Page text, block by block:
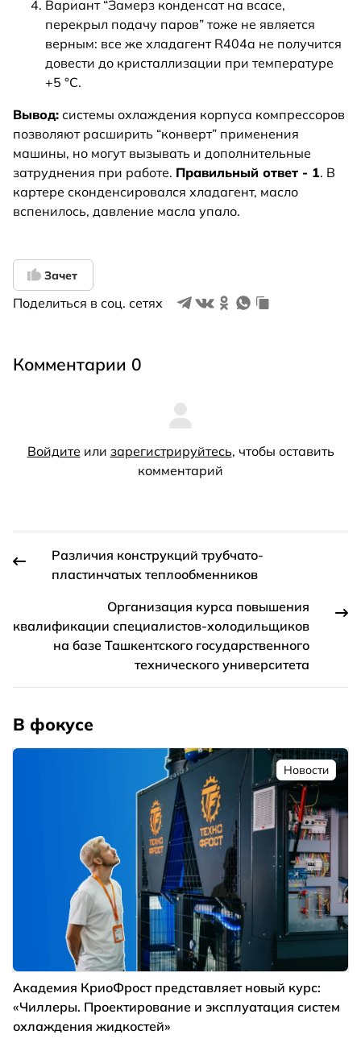
Вариант “Замерз конденсат на всасе,
перекрыл подачу паров” тоже не является
верным: все же хладагент R404a не получится
довести до кристаллизации при температуре
+5 °С.
Вывод: системы охлаждения корпуса компрессоров
позволяют расширить “конверт” применения
машины, но могут вызывать и дополнительные
затруднения при работе. Правильный ответ - 1. В
картере сконденсировался хладагент, масло
вспенилось, давление масла упало.
Зачет
Поделиться в соц. сетях
Комментарии 0
Войдите или зарегистрируйтесь, чтобы оставить
комментарий
Различия конструкций трубчато-
пластинчатых теплообменников
Организация курса повышения
квалификации специалистов-холодильщиков
на базе Ташкентского государственного
технического университета
В фокусе
Новости
Академия КриоФрост представляет новый курс:
«Чиллеры. Проектирование и эксплуатация систем
охлаждения жидкостей»